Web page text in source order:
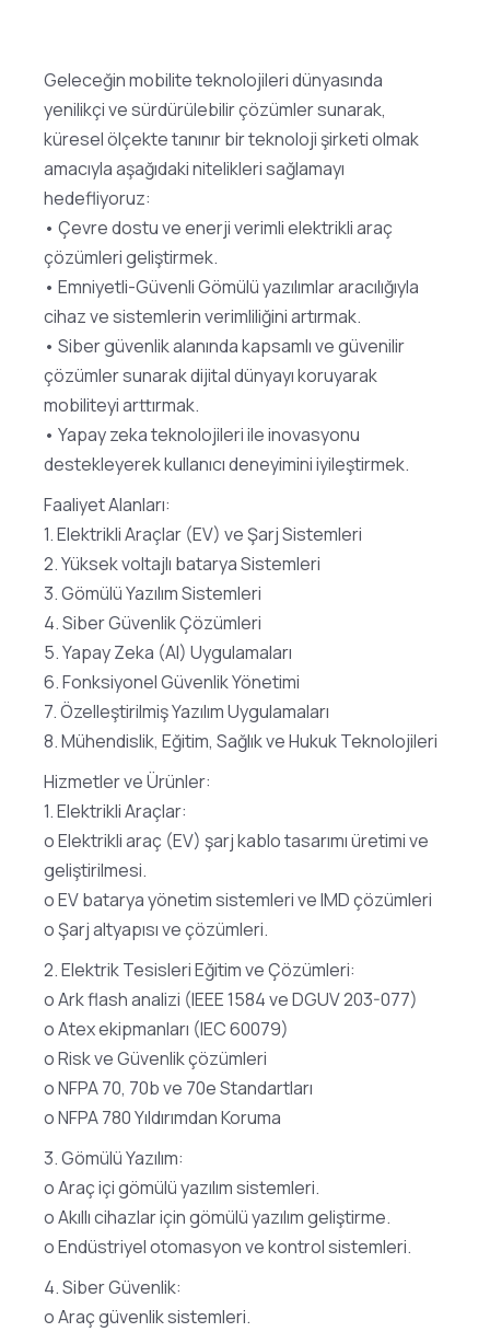
Geleceğin mobilite teknolojileri dünyasında
yenilikçi ve sürdürülebilir çözümler sunarak,
küresel ölçekte tanınır bir teknoloji şirketi olmak
amacıyla aşağıdaki nitelikleri sağlamayı
hedefliyoruz:
• Çevre dostu ve enerji verimli elektrikli araç
çözümleri geliştirmek.
• Emniyetli-Güvenli Gömülü yazılımlar aracılığıyla
cihaz ve sistemlerin verimliliğini artırmak.
• Siber güvenlik alanında kapsamlı ve güvenilir
çözümler sunarak dijital dünyayı koruyarak
mobiliteyi arttırmak.
• Yapay zeka teknolojileri ile inovasyonu
destekleyerek kullanıcı deneyimini iyileştirmek.
Faaliyet Alanları:
1. Elektrikli Araçlar (EV) ve Şarj Sistemleri
2. Yüksek voltajlı batarya Sistemleri
3. Gömülü Yazılım Sistemleri
4. Siber Güvenlik Çözümleri
5. Yapay Zeka (AI) Uygulamaları
6. Fonksiyonel Güvenlik Yönetimi
7. Özelleştirilmiş Yazılım Uygulamaları
8. Mühendislik, Eğitim, Sağlık ve Hukuk Teknolojileri
Hizmetler ve Ürünler:
1. Elektrikli Araçlar:
o Elektrikli araç (EV) şarj kablo tasarımı üretimi ve
geliştirilmesi.
o EV batarya yönetim sistemleri ve IMD çözümleri
o Şarj altyapısı ve çözümleri.
2. Elektrik Tesisleri Eğitim ve Çözümleri:
o Ark flash analizi (IEEE 1584 ve DGUV 203-077)
o Atex ekipmanları (IEC 60079)
o Risk ve Güvenlik çözümleri
o NFPA 70, 70b ve 70e Standartları
o NFPA 780 Yıldırımdan Koruma
3. Gömülü Yazılım:
o Araç içi gömülü yazılım sistemleri.
o Akıllı cihazlar için gömülü yazılım geliştirme.
o Endüstriyel otomasyon ve kontrol sistemleri.
4. Siber Güvenlik:
o Araç güvenlik sistemleri.